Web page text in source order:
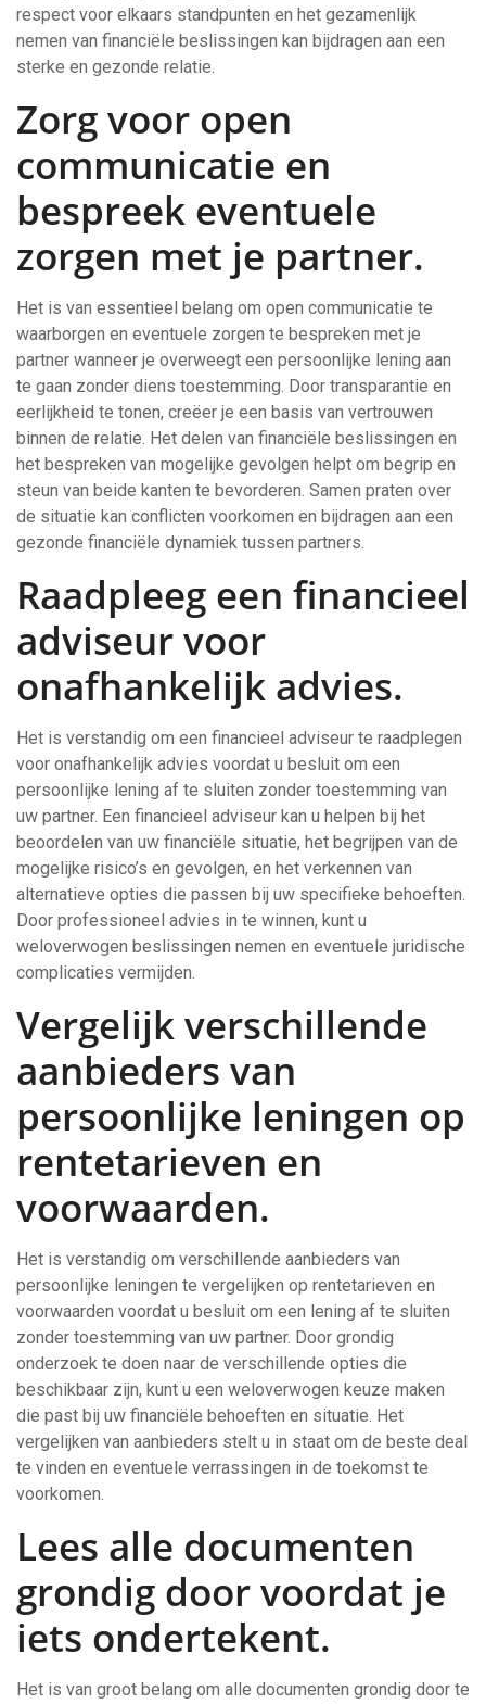
respect voor elkaars standpunten en het gezamenlijk
nemen van financiële beslissingen kan bijdragen aan een
sterke en gezonde relatie.
Zorg voor open
communicatie en
bespreek eventuele
zorgen met je partner.
Het is van essentieel belang om open communicatie te
waarborgen en eventuele zorgen te bespreken met je
partner wanneer je overweegt een persoonlijke lening aan
te gaan zonder diens toestemming. Door transparantie en
eerlijkheid te tonen, creëer je een basis van vertrouwen
binnen de relatie. Het delen van financiële beslissingen en
het bespreken van mogelijke gevolgen helpt om begrip en
steun van beide kanten te bevorderen. Samen praten over
de situatie kan conflicten voorkomen en bijdragen aan een
gezonde financiële dynamiek tussen partners.
Raadpleeg een financieel
adviseur voor
onafhankelijk advies.
Het is verstandig om een financieel adviseur te raadplegen
voor onafhankelijk advies voordat u besluit om een
persoonlijke lening af te sluiten zonder toestemming van
uw partner. Een financieel adviseur kan u helpen bij het
beoordelen van uw financiële situatie, het begrijpen van de
mogelijke risico’s en gevolgen, en het verkennen van
alternatieve opties die passen bij uw specifieke behoeften.
Door professioneel advies in te winnen, kunt u
weloverwogen beslissingen nemen en eventuele juridische
complicaties vermijden.
Vergelijk verschillende
aanbieders van
persoonlijke leningen op
rentetarieven en
voorwaarden.
Het is verstandig om verschillende aanbieders van
persoonlijke leningen te vergelijken op rentetarieven en
voorwaarden voordat u besluit om een lening af te sluiten
zonder toestemming van uw partner. Door grondig
onderzoek te doen naar de verschillende opties die
beschikbaar zijn, kunt u een weloverwogen keuze maken
die past bij uw financiële behoeften en situatie. Het
vergelijken van aanbieders stelt u in staat om de beste deal
te vinden en eventuele verrassingen in de toekomst te
voorkomen.
Lees alle documenten
grondig door voordat je
iets ondertekent.
Het is van groot belang om alle documenten grondig door te